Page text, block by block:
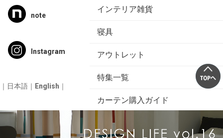
note
Instagram
｜ 日本語 ｜ English ｜
インテリア雑貨
寝具
アウトレット
特集一覧
カーテン購入ガイド